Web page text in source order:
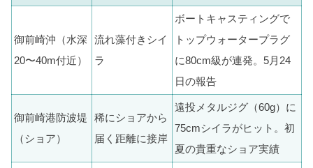
御前崎沖（水深
20〜40m付近）
流れ藻付きシイ
ラ
ボートキャスティングで
トップウォータープラグ
に80cm級が連発。5月24
日の報告
御前崎港防波堤
（ショア）
稀にショアから
届く距離に接岸
遠投メタルジグ（60g）に
75cmシイラがヒット。初
夏の貴重なショア実績